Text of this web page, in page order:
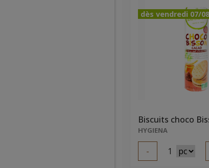
dès vendredi 07/
HYGIENA
- 1